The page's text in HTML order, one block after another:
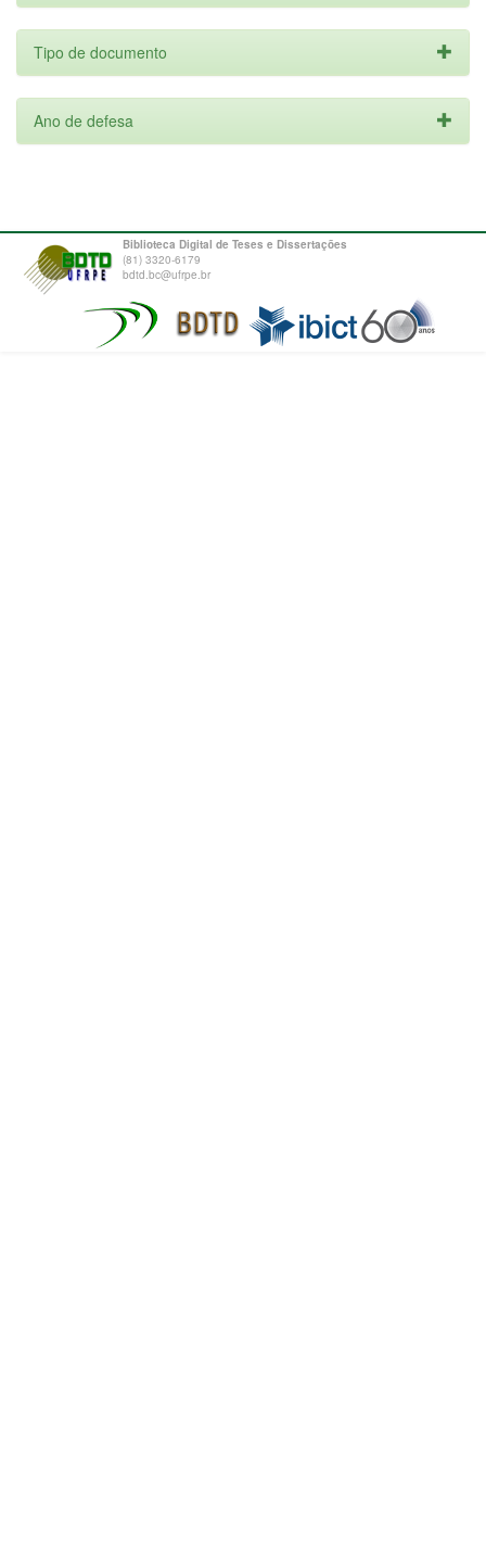
Tipo de documento
Ano de defesa
Biblioteca Digital de Teses e Dissertações
(81) 3320-6179
bdtd.bc@ufrpe.br